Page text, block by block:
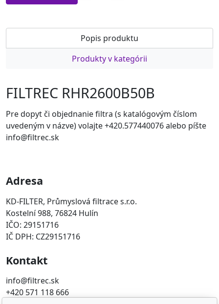
Popis produktu
Produkty v kategórii
FILTREC RHR2600B50B
Pre dopyt či objednanie filtra (s katalógovým číslom
uvedeným v názve) volajte +420.577440076 alebo píšte
info@filtrec.sk
Adresa
KD-FILTER, Průmyslová filtrace s.r.o.
Kostelní 988, 76824 Hulín
IČO: 29151716
IČ DPH: CZ29151716
Kontakt
info@filtrec.sk
+420 571 118 666